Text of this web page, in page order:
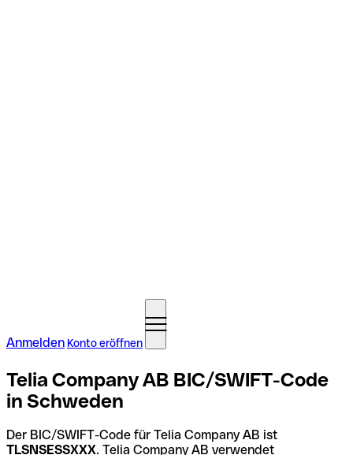
Anmelden Konto eröffnen
Telia Company AB BIC/SWIFT-Code
in Schweden
Der BIC/SWIFT-Code für Telia Company AB ist
TLSNSESSXXX. Telia Company AB verwendet